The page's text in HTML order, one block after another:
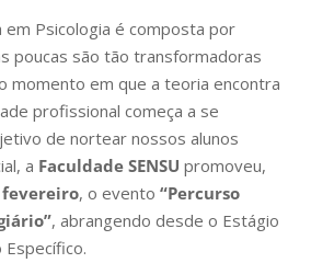
em Psicologia é composta por
poucas são tão transformadoras
momento em que a teoria encontra
profissional começa a se
de nortear nossos alunos
a Faculdade SENSU promoveu,
fevereiro, o evento “Percurso
, abrangendo desde o Estágio